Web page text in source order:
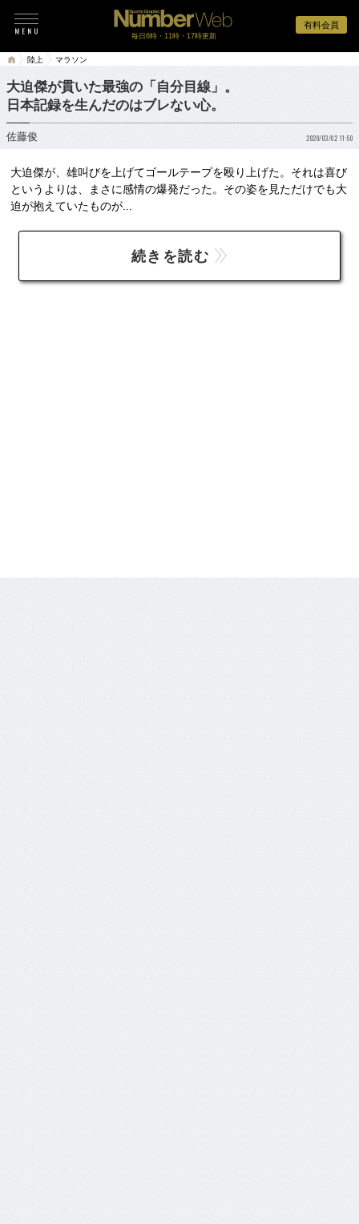
有料会員
毎日6時・11時・17時更新
陸上 マラソン
大迫傑が貫いた最強の「自分目線」。
日本記録を生んだのはブレない心。
佐藤俊 2020/03/02 11:50
大迫傑が、雄叫びを上げてゴールテープを殴り上げた。それは喜び
というよりは、まさに感情の爆発だった。その姿を見ただけでも大
迫が抱えていたものが...
続きを読む